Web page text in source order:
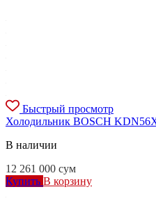
Быстрый просмотр
Холодильник BOSCH
В наличии
12 261 000 сум
Купить В корзину